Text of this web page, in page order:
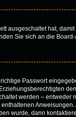
ausgeschaltet hat,
Sie sich an die Board-
Passwort
werden –
wurde, dann